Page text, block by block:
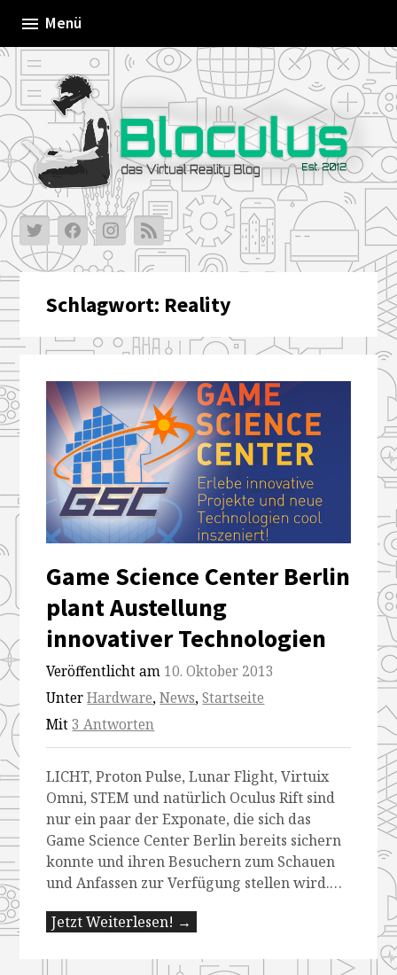
content
Menü
Schlagwort: Reality
Game Science Center Berlin
plant Austellung
innovativer Technologien
Veröffentlicht am 10. Oktober 2013
UnterHardware,News,Startseite
Mit3 Antworten
LICHT, Proton Pulse, Lunar Flight, Virtuix
Omni, STEM und natürlich Oculus Rift sind
nur ein paar der Exponate, die sich das
Game Science Center Berlin bereits sichern
konnte und ihren Besuchern zum Schauen
und Anfassen zur Verfügung stellen wird.…
Jetzt Weiterlesen! →